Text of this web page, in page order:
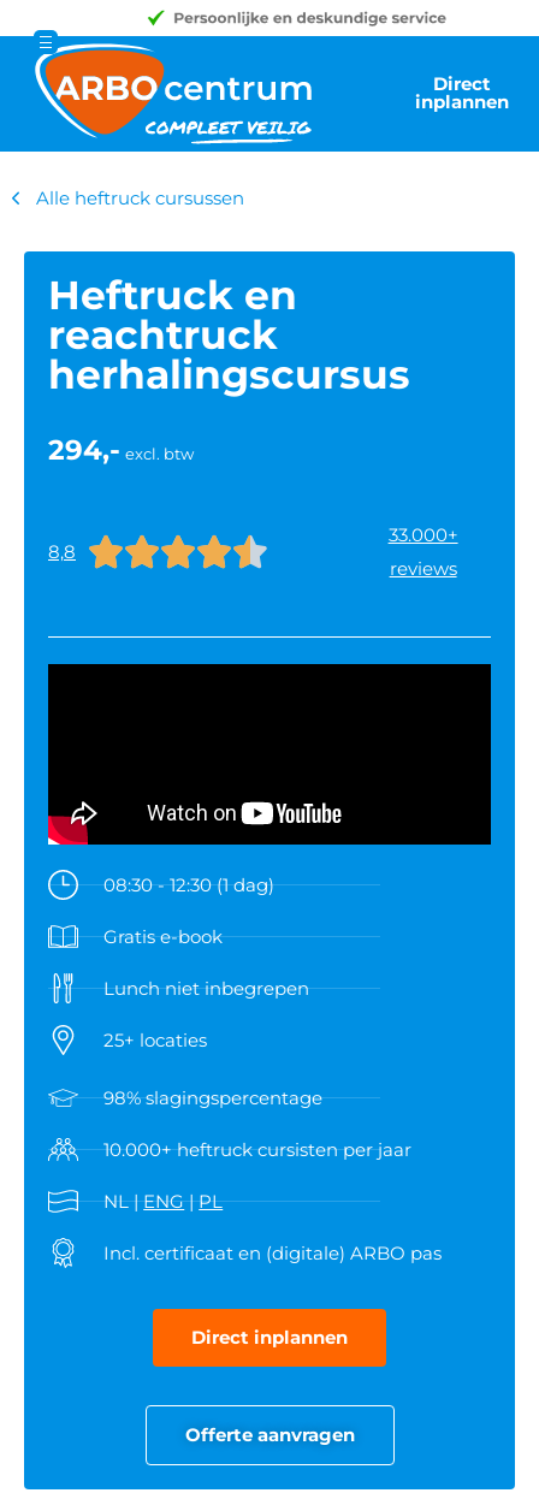
Direct
inplannen
Alle heftruck cursussen
Heftruck en
reachtruck
herhalingscursus
294,- excl. btw
8,8 
33.000+
reviews
08:30 - 12:30 (1 dag)
Gratis e-book
Lunch niet inbegrepen
25+ locaties
98% slagingspercentage
10.000+ heftruck cursisten per jaar
NL |ENG|PL
Incl. certificaat en (digitale) ARBO pas
Direct inplannen
Offerte aanvragen